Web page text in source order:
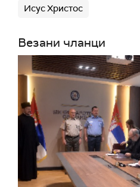
Исус Христос
Везани чланци